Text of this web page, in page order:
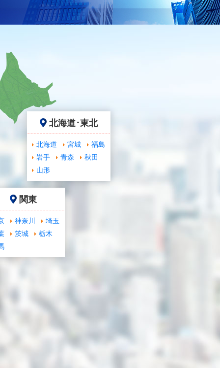
関東
神奈川
埼玉
茨城
栃木
北海道･東北
北海道 宮城
福島
岩手
青森
秋田
山形